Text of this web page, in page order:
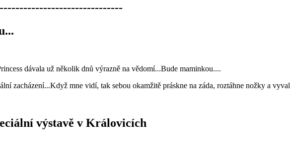
dávala už několik dnů výrazně na vědomí...Bude maminkou....
zacházení...Když mne vidí, tak sebou okamžitě práskne na záda, roztáhne nožky a
výstavě v Královicích